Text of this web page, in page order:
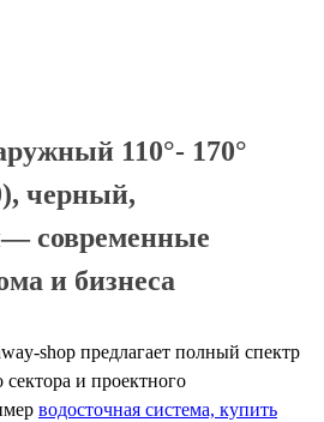
110°- 170°
черный,
современные
и бизнеса
shop предлагает полный спектр
сектора и проектного
водосточная система, купить